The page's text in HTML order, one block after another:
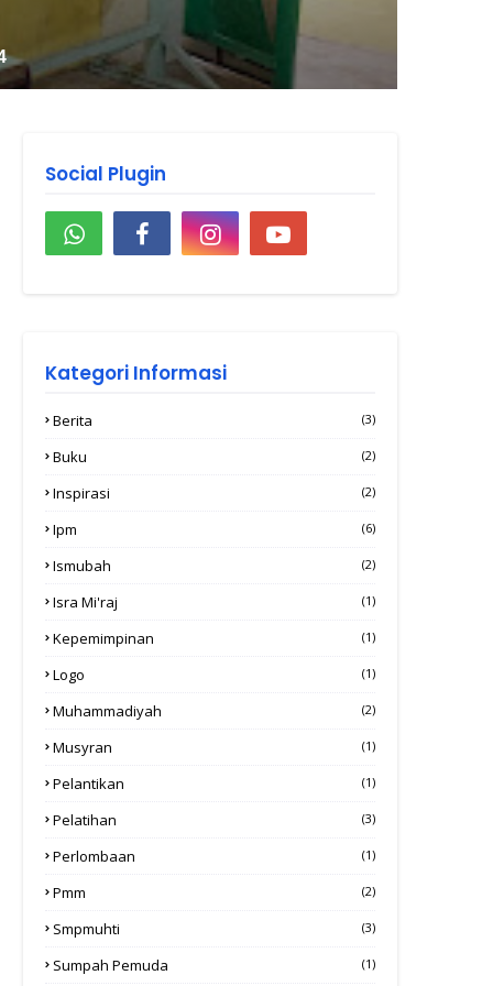
Social Plugin
Kategori Informasi
Berita (3)
Buku (2)
Inspirasi (2)
Ipm (6)
Ismubah (2)
Isra Mi'raj (1)
Kepemimpinan (1)
Logo (1)
Muhammadiyah (2)
Musyran (1)
Pelantikan (1)
Pelatihan (3)
Perlombaan (1)
Pmm (2)
Smpmuhti (3)
Sumpah Pemuda (1)